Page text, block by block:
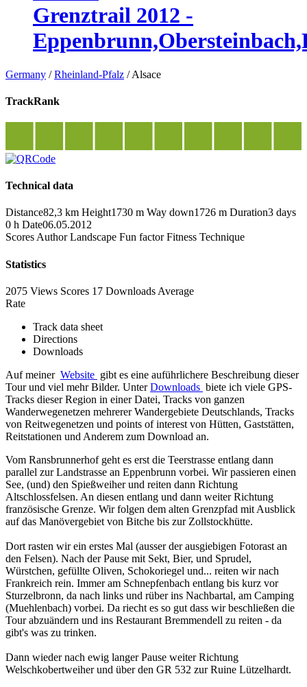
Grenztrail 2012 -
Germany /Rheinland-Pfalz /Alsace
TrackRank
Technical data
Distance82,3 km Height1730 m Way down1726 m Duration3 days
0 h Date06.05.2012
Scores Author Landscape Fun factor Fitness Technique
Statistics
2075 Views Scores 17 Downloads Average
Rate
Track data sheet
Directions
Downloads
Auf meiner Website gibt es eine auführlichere Beschreibung dieser
Tour und viel mehr Bilder. UnterDownloads biete ich viele GPS-
Tracks dieser Region in einer Datei, Tracks von ganzen
Wanderwegenetzen mehrerer Wandergebiete Deutschlands, Tracks
von Reitwegenetzen und points of interest von Hütten, Gaststätten,
Reitstationen und Anderem zum Download an.
Vom Ransbrunnerhof geht es erst die Teerstrasse entlang dann
parallel zur Landstrasse an Eppenbrunn vorbei. Wir passieren einen
See, (und) den Spießweiher und reiten dann Richtung
Altschlossfelsen. An diesen entlang und dann weiter Richtung
französische Grenze. Wir folgen dem alten Grenzpfad mit Ausblick
auf das Manövergebiet von Bitche bis zur Zollstockhütte.
Dort rasten wir ein erstes Mal (ausser der ausgiebigen Fotorast an
den Felsen). Nach der Pause mit Sekt, Bier, und Sprudel,
Würstchen, gefüllte Oliven, Schokoriegel und... reiten wir nach
Frankreich rein. Immer am Schnepfenbach entlang bis kurz vor
Sturzelbronn, da nach links und rüber ins Nachbartal, am Camping
(Muehlenbach) vorbei. Da riecht es so gut dass wir beschließen die
Tour abzuändern und ins Restaurant Bremmendell zu reiten - da
gibt's was zu trinken.
Dann wieder nach ewig langer Pause weiter Richtung
Welschkobertweiher und über den GR 532 zur Ruine Lützelhardt.